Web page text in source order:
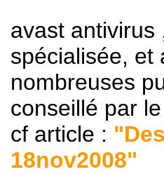
avast antivirus
spécialisée, et
nombreuses
conseillé par
cf article :
18nov2008"